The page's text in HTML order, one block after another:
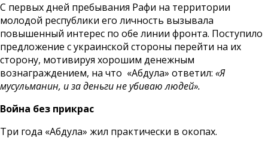
С первых дней пребывания Рафи на территории
молодой республики его личность вызывала
повышенный интерес по обе линии фронта. Поступило
предложение с украинской стороны перейти на их
сторону, мотивируя хорошим денежным
вознаграждением, на что «Абдула» ответил: «Я
мусульманин, и за деньги не убиваю людей».
Война без прикрас
Три года «Абдула» жил практически в окопах.